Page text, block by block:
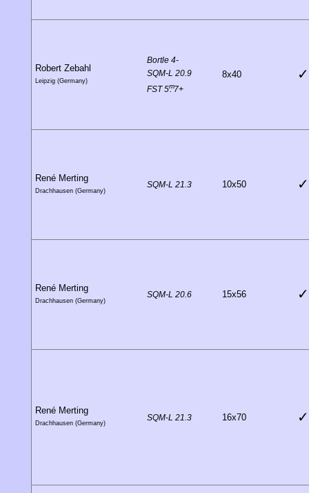
Robert Zebahl
Leipzig (Germany)
Bortle 4-
SQM-L 20.9
FST 5m
. 7+
8x40 ✓
René Merting
Drachhausen (Germany)
SQM-L 21.3 10x50 ✓
René Merting
Drachhausen (Germany)
SQM-L 20.6 15x56 ✓
René Merting
Drachhausen (Germany)
SQM-L 21.3 16x70 ✓